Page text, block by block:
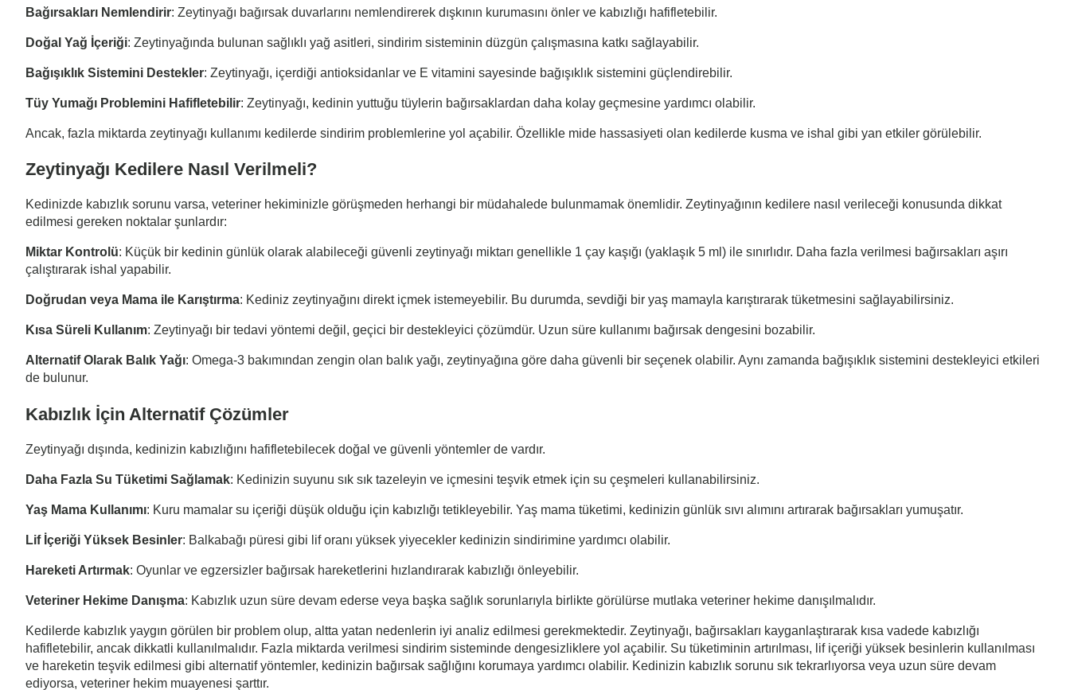
Bağırsakları Nemlendirir: Zeytinyağı bağırsak duvarlarını nemlendirerek dışkının kurumasını önler ve kabızlığı hafifletebilir.
Doğal Yağ İçeriği: Zeytinyağında bulunan sağlıklı yağ asitleri, sindirim sisteminin düzgün çalışmasına katkı sağlayabilir.
Bağışıklık Sistemini Destekler: Zeytinyağı, içerdiği antioksidanlar ve E vitamini sayesinde bağışıklık sistemini güçlendirebilir.
Tüy Yumağı Problemini Hafifletebilir: Zeytinyağı, kedinin yuttuğu tüylerin bağırsaklardan daha kolay geçmesine yardımcı olabilir.
Ancak, fazla miktarda zeytinyağı kullanımı kedilerde sindirim problemlerine yol açabilir. Özellikle mide hassasiyeti olan kedilerde kusma ve ishal gibi yan etkiler görülebilir.
Zeytinyağı Kedilere Nasıl Verilmeli?
Kedinizde kabızlık sorunu varsa, veteriner hekiminizle görüşmeden herhangi bir müdahalede bulunmamak önemlidir. Zeytinyağının kedilere nasıl verileceği konusunda dikkat
edilmesi gereken noktalar şunlardır:
Miktar Kontrolü: Küçük bir kedinin günlük olarak alabileceği güvenli zeytinyağı miktarı genellikle 1 çay kaşığı (yaklaşık 5 ml) ile sınırlıdır. Daha fazla verilmesi bağırsakları aşırı
çalıştırarak ishal yapabilir.
Doğrudan veya Mama ile Karıştırma: Kediniz zeytinyağını direkt içmek istemeyebilir. Bu durumda, sevdiği bir yaş mamayla karıştırarak tüketmesini sağlayabilirsiniz.
Kısa Süreli Kullanım: Zeytinyağı bir tedavi yöntemi değil, geçici bir destekleyici çözümdür. Uzun süre kullanımı bağırsak dengesini bozabilir.
Alternatif Olarak Balık Yağı: Omega-3 bakımından zengin olan balık yağı, zeytinyağına göre daha güvenli bir seçenek olabilir. Aynı zamanda bağışıklık sistemini destekleyici etkileri
de bulunur.
Kabızlık İçin Alternatif Çözümler
Zeytinyağı dışında, kedinizin kabızlığını hafifletebilecek doğal ve güvenli yöntemler de vardır.
Daha Fazla Su Tüketimi Sağlamak: Kedinizin suyunu sık sık tazeleyin ve içmesini teşvik etmek için su çeşmeleri kullanabilirsiniz.
Yaş Mama Kullanımı: Kuru mamalar su içeriği düşük olduğu için kabızlığı tetikleyebilir. Yaş mama tüketimi, kedinizin günlük sıvı alımını artırarak bağırsakları yumuşatır.
Lif İçeriği Yüksek Besinler: Balkabağı püresi gibi lif oranı yüksek yiyecekler kedinizin sindirimine yardımcı olabilir.
Hareketi Artırmak: Oyunlar ve egzersizler bağırsak hareketlerini hızlandırarak kabızlığı önleyebilir.
Veteriner Hekime Danışma: Kabızlık uzun süre devam ederse veya başka sağlık sorunlarıyla birlikte görülürse mutlaka veteriner hekime danışılmalıdır.
Kedilerde kabızlık yaygın görülen bir problem olup, altta yatan nedenlerin iyi analiz edilmesi gerekmektedir. Zeytinyağı, bağırsakları kayganlaştırarak kısa vadede kabızlığı
hafifletebilir, ancak dikkatli kullanılmalıdır. Fazla miktarda verilmesi sindirim sisteminde dengesizliklere yol açabilir. Su tüketiminin artırılması, lif içeriği yüksek besinlerin kullanılması
ve hareketin teşvik edilmesi gibi alternatif yöntemler, kedinizin bağırsak sağlığını korumaya yardımcı olabilir. Kedinizin kabızlık sorunu sık tekrarlıyorsa veya uzun süre devam
ediyorsa, veteriner hekim muayenesi şarttır.